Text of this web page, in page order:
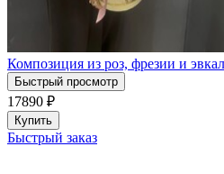
Композиция из роз, фрезии и
Быстрый просмотр
17890 ₽
Купить
Быстрый заказ